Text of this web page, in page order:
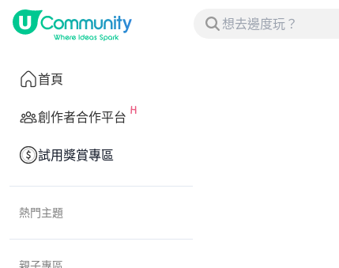
首頁
創作者合作平台
試用獎賞專區
熱門主題
親子專區